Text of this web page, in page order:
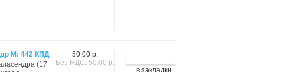
в закладки
50.00 р.
Без НДС: 50.00 р.
М: 442 КПД
(17